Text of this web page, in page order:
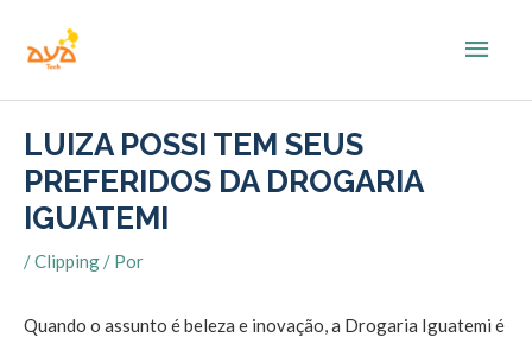
para
conteúdo
LUIZA POSSI TEM SEUS
PREFERIDOS DA DROGARIA
IGUATEMI
/Clipping / Por
Quando o assunto é beleza e inovação, a Drogaria Iguatemi é